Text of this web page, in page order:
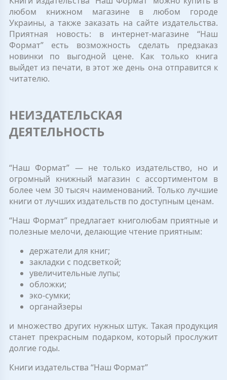
любом книжном магазине в любом городе
Украины, а также заказать на сайте издательства.
Приятная новость: в интернет-магазине “Наш
Формат” есть возможность сделать предзаказ
новинки по выгодной цене. Как только книга
выйдет из печати, в этот же день она отправится к
читателю.
НЕИЗДАТЕЛЬСКАЯ
ДЕЯТЕЛЬНОСТЬ
“Наш Формат” — не только издательство, но и
огромный книжный магазин с ассортиментом в
более чем 30 тысяч наименований. Только лучшие
книги от лучших издательств по доступным ценам.
“Наш Формат” предлагает книголюбам приятные и
полезные мелочи, делающие чтение приятным:
держатели для книг;
закладки с подсветкой;
увеличительные лупы;
обложки;
эко-сумки;
органайзеры
и множество других нужных штук. Такая продукция
станет прекрасным подарком, который прослужит
долгие годы.
Книги издательства “Наш Формат”